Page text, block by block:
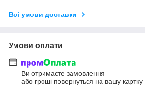
Всі умови доставки
Умови оплати
Ви отримаєте замовлення
або гроші повернуться на вашу картку